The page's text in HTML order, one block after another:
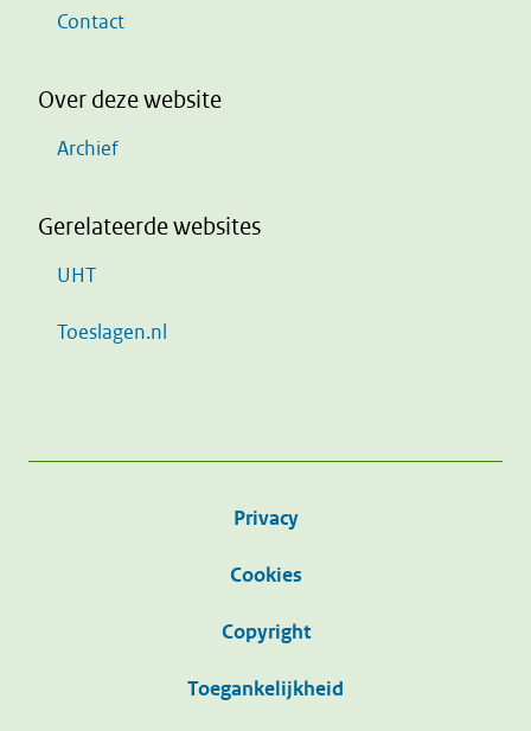
Contact
Over deze website
Archief
Gerelateerde websites
UHT
Toeslagen.nl
Privacy
Cookies
Copyright
Toegankelijkheid